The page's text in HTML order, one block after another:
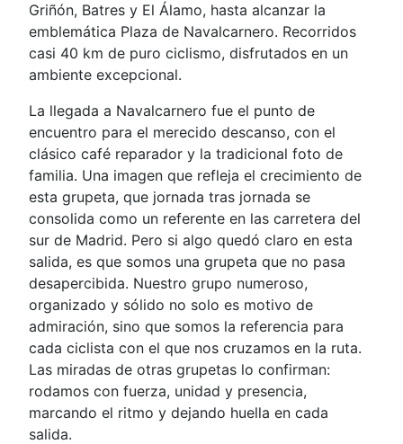
Griñón, Batres y El Álamo, hasta alcanzar la
emblemática Plaza de Navalcarnero. Recorridos
casi 40 km de puro ciclismo, disfrutados en un
ambiente excepcional.
La llegada a Navalcarnero fue el punto de
encuentro para el merecido descanso, con el
clásico café reparador y la tradicional foto de
familia. Una imagen que refleja el crecimiento de
esta grupeta, que jornada tras jornada se
consolida como un referente en las carretera del
sur de Madrid. Pero si algo quedó claro en esta
salida, es que somos una grupeta que no pasa
desapercibida. Nuestro grupo numeroso,
organizado y sólido no solo es motivo de
admiración, sino que somos la referencia para
cada ciclista con el que nos cruzamos en la ruta.
Las miradas de otras grupetas lo confirman:
rodamos con fuerza, unidad y presencia,
marcando el ritmo y dejando huella en cada
salida.